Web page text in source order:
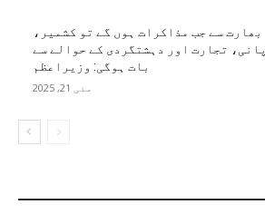
بھارت سے جب مذاکرات ہوں گے تو کشمیر،
پانی، تجارت اور دہشتگردی کے حوالے سے
بات ہوگی: وزیراعظم
مئی 21, 2025